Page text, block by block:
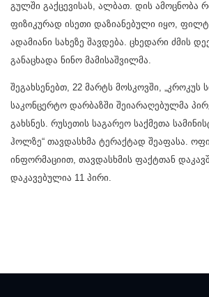
გულში გაქცევისას, ალბათ. დის ამოცნობა
ფიზიკურად ისეთი დაზიანებული იყო,
ადამიანი სახეზე შავდება. ცხედარი ძმის
განაცხადა ნინო მამისაშვილმა.
შეგახსენებთ, 22 მარტს მოსკოვში, „კროკუს
საკონცერტო დარბაზში შეიარაღებულმა
გახსნეს. რუსეთის საგარეო საქმეთა
ჰოლზე“ თავდასხმა ტერაქტად შეაფასა.
ინფორმაციით, თავდასხმის ფაქტთან
დაკავებულია 11 პირი.